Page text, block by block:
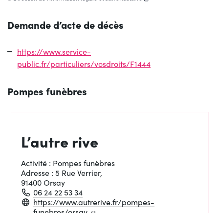
Demande d’acte de décès
https://www.service-
public.fr/particuliers/vosdroits/F1444
Pompes funèbres
L’autre rive
Activité : Pompes funèbres
Adresse : 5 Rue Verrier,
91400 Orsay
06 24 22 53 34
https://www.autrerive.fr/pompes-